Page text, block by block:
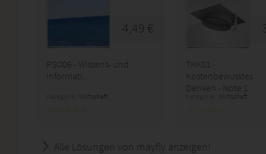
4,49 €
PSO06 - Wissens- und
Informati...
Wirtschaft
TKK01 -
Kostenbewusstes
Denken - Note 1
Wirtschaft
Alle Lösungen von mayfly anzeigen!